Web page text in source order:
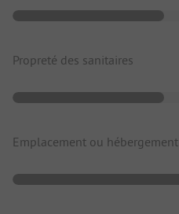
Propreté des sanitaires
Emplacement ou hébergement